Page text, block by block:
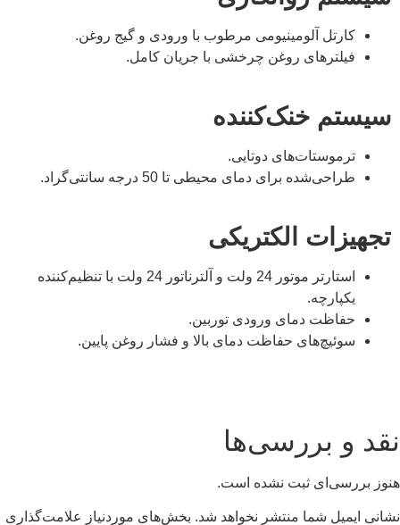
کارتل آلومینیومی مرطوب با ورودی و گیج روغن.
فیلترهای روغن چرخشی با جریان کامل.
سیستم خنک‌کننده
ترموستات‌های دوتایی.
طراحی‌شده برای دمای محیطی تا 50 درجه سانتی‌گراد.
تجهیزات الکتریکی
استارتر موتور 24 ولت و آلترناتور 24 ولت با تنظیم‌کننده
یکپارچه.
حفاظت دمای ورودی توربین.
سوئیچ‌های حفاظت دمای بالا و فشار روغن پایین.
نقد و بررسی‌ها
هنوز بررسی‌ای ثبت نشده است.
نشانی ایمیل شما منتشر نخواهد شد. بخش‌های موردنیاز علامت‌گذاری